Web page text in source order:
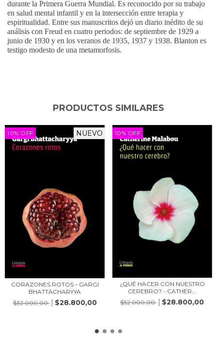
durante la Primera Guerra Mundial. Es reconocido por su trabajo
en salud mental infantil y en la intersección entre terapia y
espiritualidad. Entre sus manuscritos dejó un diario inédito de su
análisis con Freud en cuatro periodos: de septiembre de 1929 a
junio de 1930 y en los veranos de 1935, 1937 y 1938. Blanton es
testigo modesto de una metamorfosis.
PRODUCTOS SIMILARES
10% OFF NUEVO
CORAZONES ROTOS - GARGI
BHATTACHARYYA
$32.000,00
$28.800,00
10% OFF
¿QUÉ HACER CON NUESTRO
CEREBRO? - CATHER...
$32.000,00
$28.800,00